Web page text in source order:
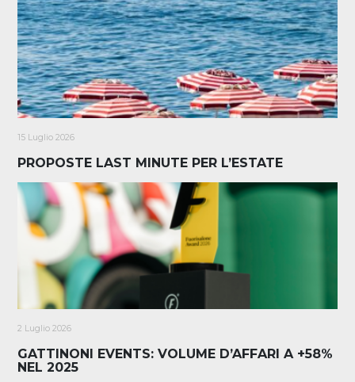
15 Luglio 2026
PROPOSTE LAST MINUTE PER L’ESTATE
2 Luglio 2026
GATTINONI EVENTS: VOLUME D’AFFARI A +58%
NEL 2025